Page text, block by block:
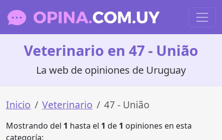
Veterinario en 47 - União
La web de opiniones de Uruguay
Inicio Veterinario 47 - União
Mostrando del 1 hasta el 1 de 1 opiniones en esta
categoría: